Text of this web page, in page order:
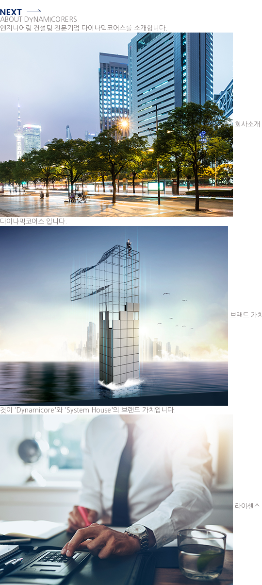
ABOUT DYNAMICORERS
엔지니어링 컨설팅 전문기업 다이나믹코어스를 소개합니다.
회사소개
다이나믹코어스 입니다.
브랜드 가치
것이 'Dynamicore'와 'System House'의 브랜드 가치입니다.
라이센스